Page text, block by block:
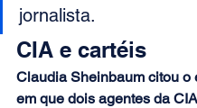
jornalista.
CIA e cartéis
Claudia Sheinbaum citou o
em que dois agentes da